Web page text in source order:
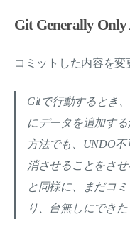
Git Generally Only
コミットした内容を変
Gitで行動するとき
にデータを追加す
方法でも、UNDO
消させることをさ
と同様に、まだコ
り、台無しにできた